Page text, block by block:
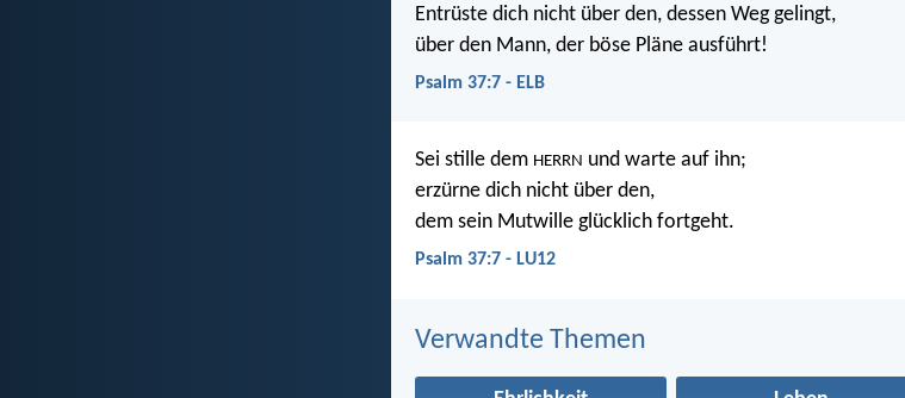
Entrüste dich nicht über den, dessen Weg gelingt,
über den Mann, der böse Pläne ausführt!
Psalm 37:7 - ELB
Sei stille dem HERRN und warte auf ihn;
erzürne dich nicht über den,
dem sein Mutwille glücklich fortgeht.
Psalm 37:7 - LU12
Verwandte Themen